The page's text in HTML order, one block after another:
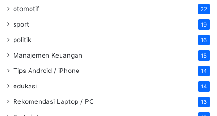
otomotif 22
sport 19
politik 16
Manajemen Keuangan 15
Tips Android / iPhone 14
edukasi 14
Rekomendasi Laptop / PC 13